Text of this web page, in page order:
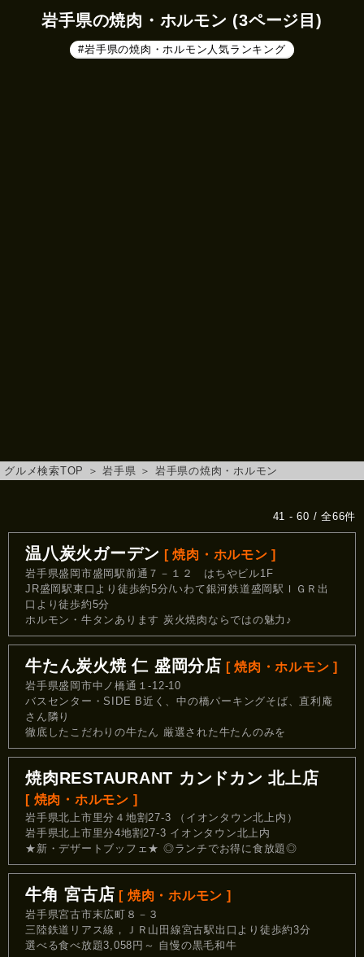
岩手県の焼肉・ホルモン (3ページ目)
#岩手県の焼肉・ホルモン人気ランキング
グルメ検索TOP ＞岩手県 ＞ 岩手県の焼肉・ホルモン
41 - 60 / 全66件
温八炭火ガーデン [ 焼肉・ホルモン ]
岩手県盛岡市盛岡駅前通７－１２ はちやビル1F
JR盛岡駅東口より徒歩約5分/いわて銀河鉄道盛岡駅ＩＧＲ出
口より徒歩約5分
ホルモン・牛タンあります 炭火焼肉ならではの魅力♪
牛たん炭火焼 仁 盛岡分店 [ 焼肉・ホルモン ]
岩手県盛岡市中ノ橋通１-12-10
バスセンター・SIDE B近く、中の橋パーキングそば、直利庵
さん隣り
徹底したこだわりの牛たん 厳選された牛たんのみを
焼肉RESTAURANT カンドカン 北上店
[ 焼肉・ホルモン ]
岩手県北上市里分４地割27-3 （イオンタウン北上内）
岩手県北上市里分4地割27-3 イオンタウン北上内
★新・デザートブッフェ★ ◎ランチでお得に食放題◎
牛角 宮古店 [ 焼肉・ホルモン ]
岩手県宮古市末広町８－３
三陸鉄道リアス線，ＪＲ山田線宮古駅出口より徒歩約3分
選べる食べ放題3,058円～ 自慢の黒毛和牛